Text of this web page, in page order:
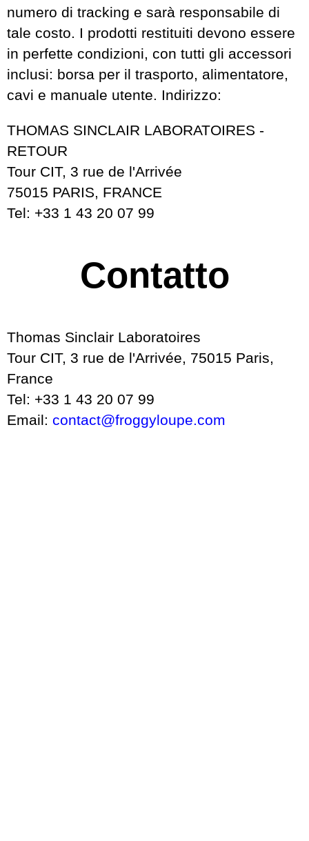
numero di tracking e sarà responsabile di
tale costo. I prodotti restituiti devono essere
in perfette condizioni, con tutti gli accessori
inclusi: borsa per il trasporto, alimentatore,
cavi e manuale utente. Indirizzo:
THOMAS SINCLAIR LABORATOIRES -
RETOUR
Tour CIT, 3 rue de l'Arrivée
75015 PARIS, FRANCE
Tel: +33 1 43 20 07 99
Contatto
Thomas Sinclair Laboratoires
Tour CIT, 3 rue de l'Arrivée, 75015 Paris,
France
Tel: +33 1 43 20 07 99
Email: contact@froggyloupe.com